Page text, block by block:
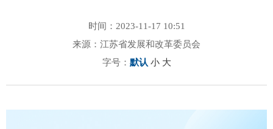
时间：2023-11-17 10:51
来源：江苏省发展和改革委员会
字号： 默认 小 大